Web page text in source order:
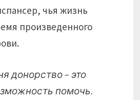
чья жизнь
произведенного
донорство – это
помочь.